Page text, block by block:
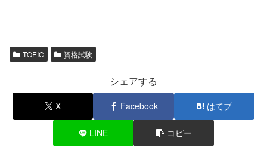
TOEIC 資格試験
シェアする
X Facebook はてブ
LINE コピー